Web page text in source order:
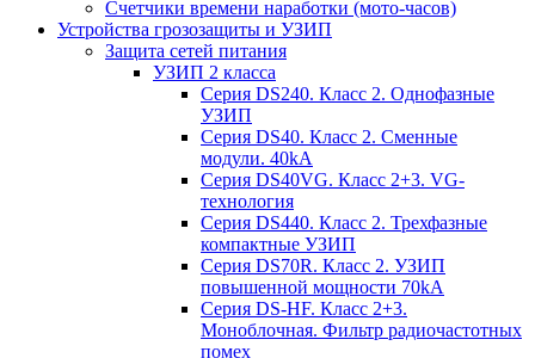
Счетчики времени наработки (мото-часов)
Устройства грозозащиты и УЗИП
Защита сетей питания
УЗИП 2 класса
Серия DS240. Класс 2. Однофазные
УЗИП
Серия DS40. Класс 2. Сменные
модули. 40kA
Серия DS40VG. Класс 2+3. VG-
технология
Серия DS440. Класс 2. Трехфазные
компактные УЗИП
Серия DS70R. Класс 2. УЗИП
повышенной мощности 70kA
Серия DS-HF. Класс 2+3.
Моноблочная. Фильтр радиочастотных
помех